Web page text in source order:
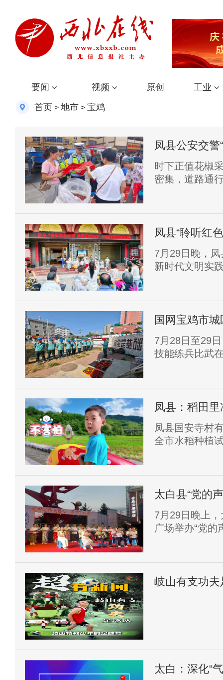
要闻 视频 原创 工业
首页 > 地市 > 宝鸡
凤县公安交警
时下正值花椒
密集，道路通
凤县“聆听红
会精彩上演
7月29日晚，
新时代文明实
国网宝鸡市
航保供电
7月28日至29
技能练兵比武
凤县：稻田
清凉
凤县国安寺村
全市水稻种植
太白县“党的
就来”（第二
​7月29日晚上
广场举办“党的
岐山有支功夫
太白：深化“气象 +